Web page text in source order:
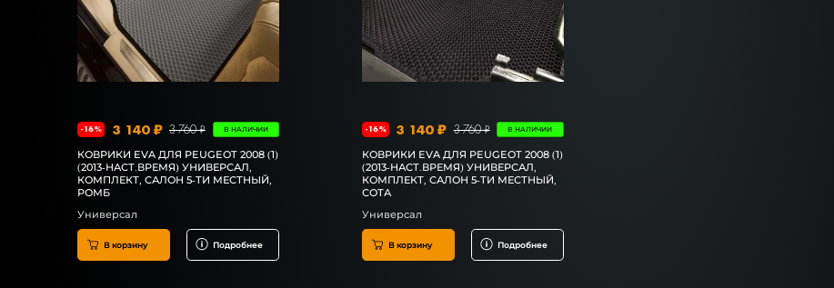
-16% 3 140 ₽ 3 760 ₽ В НАЛИЧИИ
КОВРИКИ EVA ДЛЯ PEUGEOT 2008 (1)
(2013-НАСТ.ВРЕМЯ) УНИВЕРСАЛ,
КОМПЛЕКТ, САЛОН 5-ТИ МЕСТНЫЙ,
РОМБ
Универсал
В корзину Подробнее
-16% 3 140 ₽ 3 760 ₽ В НАЛИЧИИ
КОВРИКИ EVA ДЛЯ PEUGEOT 2008 (1)
(2013-НАСТ.ВРЕМЯ) УНИВЕРСАЛ,
КОМПЛЕКТ, САЛОН 5-ТИ МЕСТНЫЙ,
СОТА
Универсал
В корзину Подробнее